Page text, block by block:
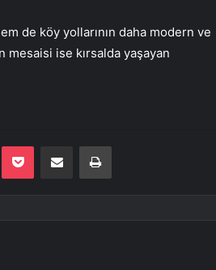
de köy yollarının daha modern ve
ise kırsalda yaşayan
Pocket E-Posta ile paylaş Yazdır